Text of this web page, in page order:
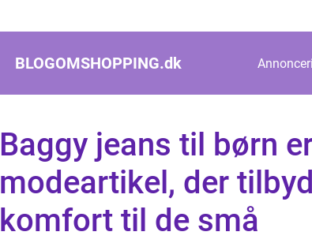
BLOGOMSHOPPING.dk
Baggy jeans til børn
modeartikel, der
komfort til de små